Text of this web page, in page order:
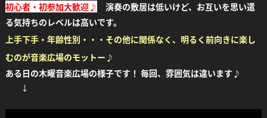
初心者・初参加大歓迎♪
演奏の敷居は低いけど、お互いを思い遣
る気持ちのレベルは高いです。
上手下手・年齢性別・・・その他に関係なく、明るく前向きに楽し
むのが音楽広場のモットー♪
ある日の木曜音楽広場の様子です！ 毎回、雰囲気は違います♪
↓